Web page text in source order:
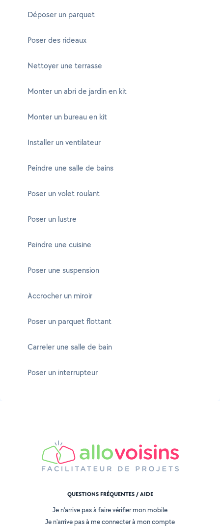
Déposer un parquet
Poser des rideaux
Nettoyer une terrasse
Monter un abri de jardin en kit
Monter un bureau en kit
Installer un ventilateur
Peindre une salle de bains
Poser un volet roulant
Poser un lustre
Peindre une cuisine
Poser une suspension
Accrocher un miroir
Poser un parquet flottant
Carreler une salle de bain
Poser un interrupteur
QUESTIONS FRÉQUENTES / AIDE
Je n'arrive pas à faire vérifier mon mobile
Je n'arrive pas à me connecter à mon compte